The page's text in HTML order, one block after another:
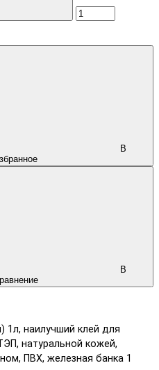
В
В
1л, наилучший клей для
натуральной кожей,
ПВХ, железная банка 1